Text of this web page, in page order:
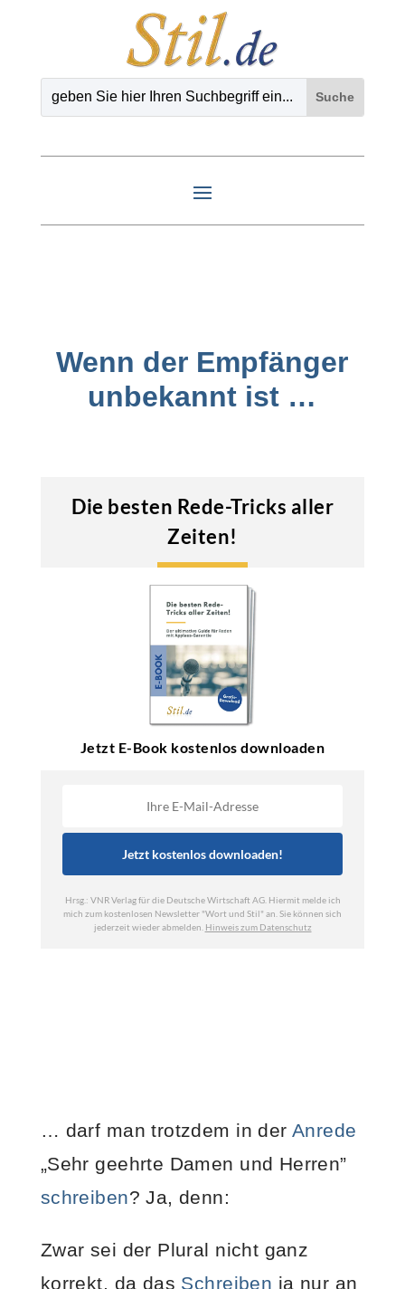
Wenn der Empfänger
unbekannt ist …
… darf man trotzdem in derAnrede
„Sehr geehrte Damen und Herren”
schreiben? Ja, denn:
Zwar sei der Plural nicht ganz
korrekt, da das Schreiben ja nur an